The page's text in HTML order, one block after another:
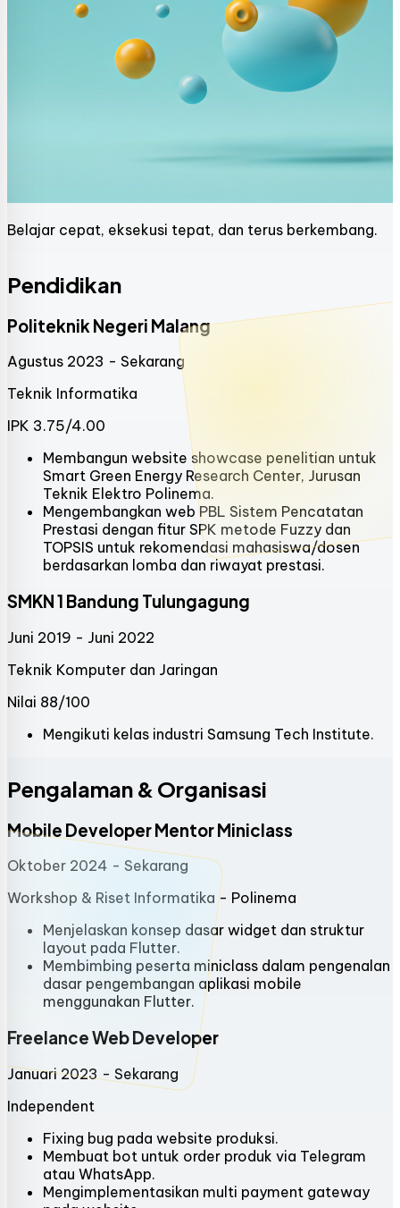
Belajar cepat, eksekusi tepat, dan terus berkembang.
Pendidikan
Politeknik Negeri Malang
Agustus 2023 - Sekarang
Teknik Informatika
IPK 3.75/4.00
Membangun website showcase penelitian untuk
Smart Green Energy Research Center, Jurusan
Teknik Elektro Polinema.
Mengembangkan web PBL Sistem Pencatatan
Prestasi dengan fitur SPK metode Fuzzy dan
TOPSIS untuk rekomendasi mahasiswa/dosen
berdasarkan lomba dan riwayat prestasi.
SMKN 1 Bandung Tulungagung
Juni 2019 - Juni 2022
Teknik Komputer dan Jaringan
Nilai 88/100
Mengikuti kelas industri Samsung Tech Institute.
Pengalaman & Organisasi
Mobile Developer Mentor Miniclass
Oktober 2024 - Sekarang
Workshop & Riset Informatika - Polinema
Menjelaskan konsep dasar widget dan struktur
layout pada Flutter.
Membimbing peserta miniclass dalam pengenalan
dasar pengembangan aplikasi mobile
menggunakan Flutter.
Freelance Web Developer
Januari 2023 - Sekarang
Independent
Fixing bug pada website produksi.
Membuat bot untuk order produk via Telegram
atau WhatsApp.
Mengimplementasikan multi payment gateway